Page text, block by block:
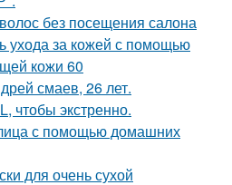
без посещения салона
ухода за кожей с помощью
кожи 60
смаев, 26 лет.
чтобы экстренно.
с помощью домашних
для очень сухой